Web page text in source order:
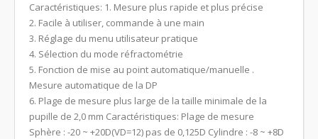
Caractéristiques: 1. Mesure plus rapide et plus précise
2. Facile à utiliser, commande à une main
3. Réglage du menu utilisateur pratique
4. Sélection du mode réfractométrie
5. Fonction de mise au point automatique/manuelle .
Mesure automatique de la DP
6. Plage de mesure plus large de la taille minimale de la
pupille de 2,0 mm Caractéristiques: Plage de mesure
Sphère : -20 ~ +20D(VD=12) pas de 0,125D Cylindre : -8 ~ +8D